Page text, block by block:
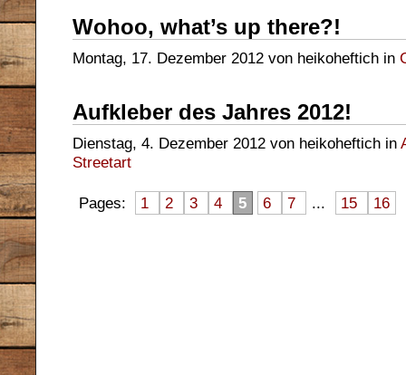
Wohoo, what’s up there?!
Montag, 17. Dezember 2012 von heikoheftich in
Aufkleber des Jahres 2012!
Dienstag, 4. Dezember 2012 von heikoheftich in
Streetart
Pages: 1 2 3 4 5 6 7 ... 15 16